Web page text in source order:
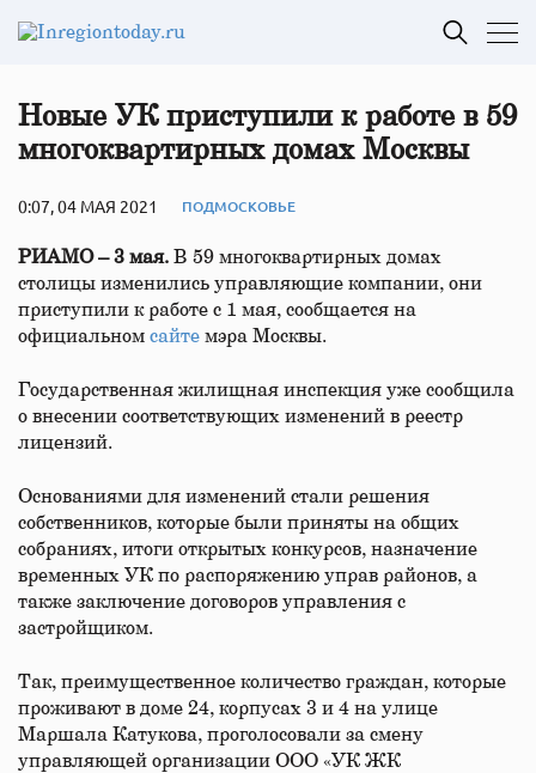
Новые УК приступили к работе в 59
многоквартирных домах Москвы
0:07, 04 МАЯ 2021 ПОДМОСКОВЬЕ
РИАМО – 3 мая. В 59 многоквартирных домах
столицы изменились управляющие компании, они
приступили к работе с 1 мая, сообщается на
официальном сайте мэра Москвы.
Государственная жилищная инспекция уже сообщила
о внесении соответствующих изменений в реестр
лицензий.
Основаниями для изменений стали решения
собственников, которые были приняты на общих
собраниях, итоги открытых конкурсов, назначение
временных УК по распоряжению управ районов, а
также заключение договоров управления с
застройщиком.
Так, преимущественное количество граждан, которые
проживают в доме 24, корпусах 3 и 4 на улице
Маршала Катукова, проголосовали за смену
управляющей организации ООО «УК ЖК